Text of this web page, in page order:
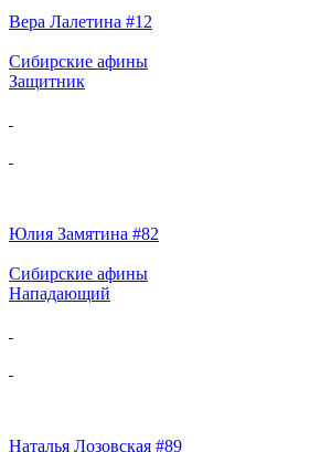
Вера Лалетина #12
Сибирские афины
Защитник
Юлия Замятина #82
Сибирские афины
Нападающий
Наталья Лозовская #89